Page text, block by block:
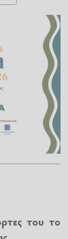
του το